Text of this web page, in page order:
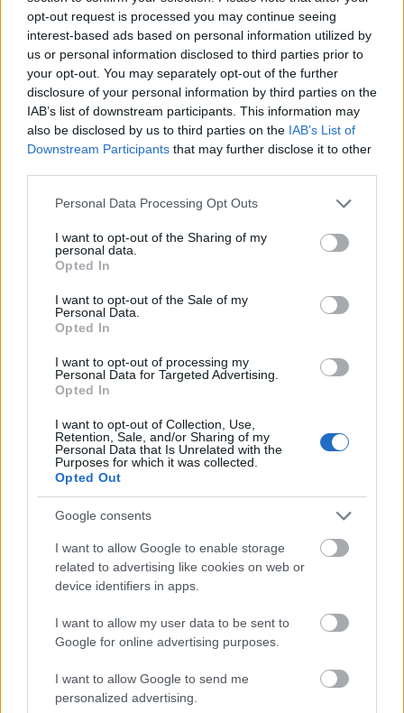
opt-out request is processed you may continue seeing
interest-based ads based on personal information utilized by
us or personal information disclosed to third parties prior to
your opt-out. You may separately opt-out of the further
disclosure of your personal information by third parties on the
IAB’s list of downstream participants. This information may
also be disclosed by us to third parties on the IAB’s List of
Downstream Participants that may further disclose it to other
Please note that this website/app uses one or more Google
not limited to your visit or usage behaviour. You may click to
grant or deny consent to Google and its third-party tags to
use your data for below specified purposes in below Google
consent section.
Personal Data Processing Opt Outs
I want to opt-out of the Sharing of my
personal data.
Opted In
I want to opt-out of the Sale of my
Personal Data.
Opted In
I want to opt-out of processing my
Personal Data for Targeted Advertising.
Opted In
I want to opt-out of Collection, Use,
Retention, Sale, and/or Sharing of my
Personal Data that Is Unrelated with the
Purposes for which it was collected.
Opted Out
Google consents
I want to allow Google to enable storage
related to advertising like cookies on web or
device identifiers in apps.
I want to allow my user data to be sent to
Google for online advertising purposes.
I want to allow Google to send me
personalized advertising.
του myEGDIXlive, καταγράφεται στο 96,8%, ως
απόλυτα και πολύ ικανοποιητική.
Τέλος, υπενθυμίζεται ότι, οι ενδιαφερόμενοι
μπορούν να κλείνουν ραντεβού είτε μέσω της
πλατφόρμας myEGDIXlive
https://www.gov.gr/ipiresies/polites-kai-
kathemerinoteta/ex-apostaseos-…είτε στο
τηλέφωνο 213.212.5730.